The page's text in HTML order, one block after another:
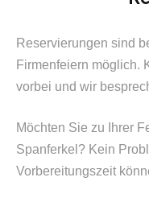
Reservierungen sind
Firmenfeiern möglich.
vorbei und wir
Möchten Sie zu Ihrer
Spanferkel? Kein
Vorbereitungszeit